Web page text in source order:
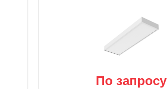
По запросу